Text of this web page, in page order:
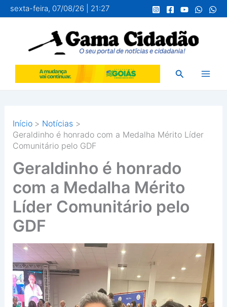
para
conteúdo
sexta-feira, 07/08/26 | 21:27
Pesquisar
Início
Notícias
Geraldinho é honrado com a Medalha Mérito Líder
Comunitário pelo GDF
Geraldinho é honrado
com a Medalha Mérito
Líder Comunitário pelo
GDF